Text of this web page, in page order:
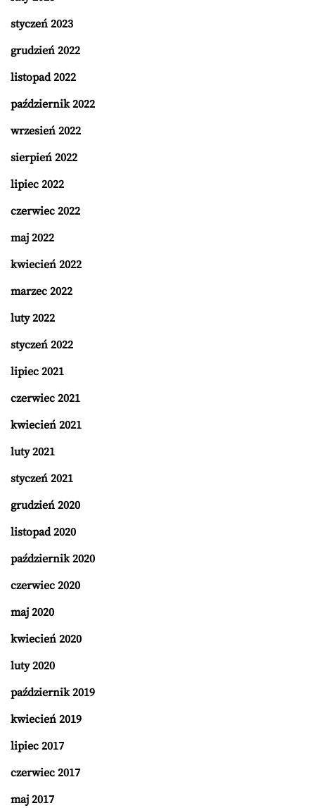
styczeń 2023
grudzień 2022
listopad 2022
październik 2022
wrzesień 2022
sierpień 2022
lipiec 2022
czerwiec 2022
maj 2022
kwiecień 2022
marzec 2022
luty 2022
styczeń 2022
lipiec 2021
czerwiec 2021
kwiecień 2021
luty 2021
styczeń 2021
grudzień 2020
listopad 2020
październik 2020
czerwiec 2020
maj 2020
kwiecień 2020
luty 2020
październik 2019
kwiecień 2019
lipiec 2017
czerwiec 2017
maj 2017